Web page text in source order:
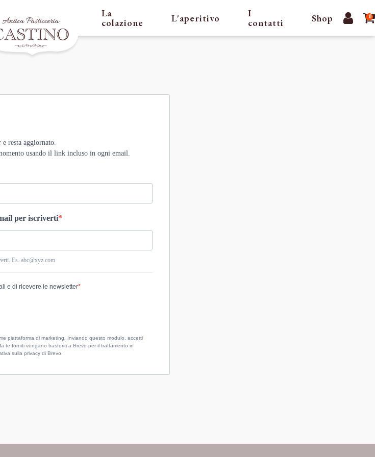
La
colazione
L'aperitivo
I
contatti
Shop 0